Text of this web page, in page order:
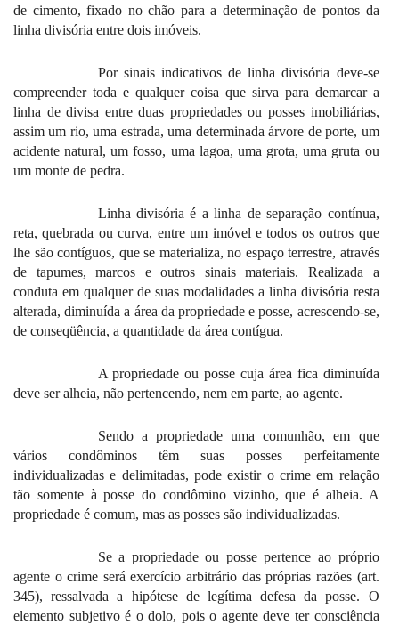
de cimento, fixado no chão para a determinação de pontos da
linha divisória entre dois imóveis.
Por sinais indicativos de linha divisória deve-se
compreender toda e qualquer coisa que sirva para demarcar a
linha de divisa entre duas propriedades ou posses imobiliárias,
assim um rio, uma estrada, uma determinada árvore de porte, um
acidente natural, um fosso, uma lagoa, uma grota, uma gruta ou
um monte de pedra.
Linha divisória é a linha de separação contínua,
reta, quebrada ou curva, entre um imóvel e todos os outros que
lhe são contíguos, que se materializa, no espaço terrestre, através
de tapumes, marcos e outros sinais materiais. Realizada a
conduta em qualquer de suas modalidades a linha divisória resta
alterada, diminuída a área da propriedade e posse, acrescendo-se,
de conseqüência, a quantidade da área contígua.
A propriedade ou posse cuja área fica diminuída
deve ser alheia, não pertencendo, nem em parte, ao agente.
Sendo a propriedade uma comunhão, em que
vários condôminos têm suas posses perfeitamente
individualizadas e delimitadas, pode existir o crime em relação
tão somente à posse do condômino vizinho, que é alheia. A
propriedade é comum, mas as posses são individualizadas.
Se a propriedade ou posse pertence ao próprio
agente o crime será exercício arbitrário das próprias razões (art.
345), ressalvada a hipótese de legítima defesa da posse. O
elemento subjetivo é o dolo, pois o agente deve ter consciência